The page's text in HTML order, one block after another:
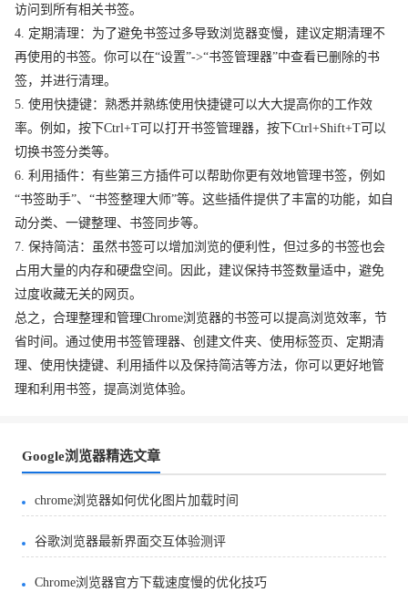
访问到所有相关书签。
4. 定期清理：为了避免书签过多导致浏览器变慢，建议定期清理不
再使用的书签。你可以在“设置”->“书签管理器”中查看已删除的书
签，并进行清理。
5. 使用快捷键：熟悉并熟练使用快捷键可以大大提高你的工作效
率。例如，按下Ctrl+T可以打开书签管理器，按下Ctrl+Shift+T可以
切换书签分类等。
6. 利用插件：有些第三方插件可以帮助你更有效地管理书签，例如
“书签助手”、“书签整理大师”等。这些插件提供了丰富的功能，如自
动分类、一键整理、书签同步等。
7. 保持简洁：虽然书签可以增加浏览的便利性，但过多的书签也会
占用大量的内存和硬盘空间。因此，建议保持书签数量适中，避免
过度收藏无关的网页。
总之，合理整理和管理Chrome浏览器的书签可以提高浏览效率，节
省时间。通过使用书签管理器、创建文件夹、使用标签页、定期清
理、使用快捷键、利用插件以及保持简洁等方法，你可以更好地管
理和利用书签，提高浏览体验。
Google浏览器精选文章
chrome浏览器如何优化图片加载时间
谷歌浏览器最新界面交互体验测评
Chrome浏览器官方下载速度慢的优化技巧